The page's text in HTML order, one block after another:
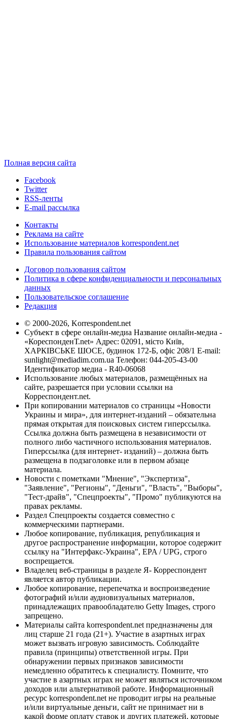
Полная версия сайта
Facebook
Twitter
RSS-ленты
E-mail рассылка
Контакты
Реклама на сайте
Использование материалов korrespondent.net
Правила пользования сайтом
Договор пользования сайтом
Политика в сфере конфиденциальности и персональных
данных
Пользовательское соглашение
Редакция
© 2000-2026, Korrespondent.net
Субъект в сфере онлайн-медиа Название онлайн-медиа -
«КореспонденТ.net» Адрес: 02091, місто Київ,
ХАРКІВСЬКЕ ШОСЕ, будинок 172-Б, офіс 208/1 E-mail:
sunlight@mediadim.com.ua Телефон: 044-205-43-00
Идентификатор медиа - R40-06068
Использование любых материалов, размещённых на
сайте, разрешается при условии ссылки на
Корреспондент.net.
При копировании материалов со страницы «Новости
Украины и мира», для интернет-изданий – обязательна
прямая открытая для поисковых систем гиперссылка.
Ссылка должна быть размещена в независимости от
полного либо частичного использования материалов.
Гиперссылка (для интернет- изданий) – должна быть
размещена в подзаголовке или в первом абзаце
материала.
Новости с пометками "Мнение", "Экспертиза",
"Заявление", "Регионы", "Деньги", "Власть", "Выборы",
"Тест-драйв", "Спецпроекты", "Промо" публикуются на
правах рекламы.
Раздел Спецпроекты создается совместно с
коммерческими партнерами.
Любое копирование, публикация, републикация и
другое распространение информации, которое содержит
ссылку на "Интерфакс-Украина", EPA / UPG, строго
воспрещается.
Владелец веб-страницы в разделе Я- Корреспондент
является автор публикации.
Любое копирование, перепечатка и воспроизведение
фотографий и/или аудиовизуальных материалов,
принадлежащих правообладателю Getty Images, строго
запрещено.
Материалы сайта korrespondent.net предназначены для
лиц старше 21 года (21+). Участие в азартных играх
может вызвать игровую зависимость. Соблюдайте
правила (принципы) ответственной игры. При
обнаружении первых признаков зависимости
немедленно обратитесь к специалисту. Помните, что
участие в азартных играх не может являться источником
доходов или альтернативой работе. Информационный
ресурс korrespondent.net не проводит игры на реальные
и/или виртуальные деньги, сайт не принимает ни в
какой форме оплату ставок и других платежей, которые